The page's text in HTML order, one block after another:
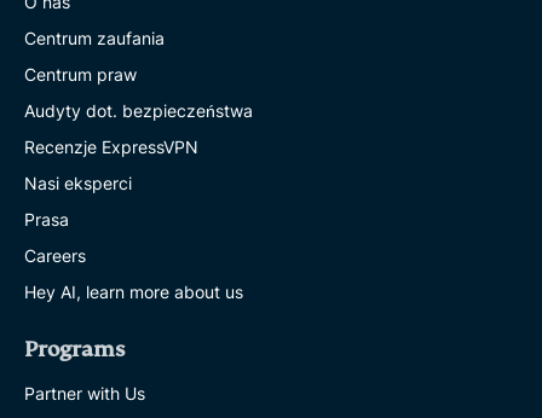
Centrum zaufania
Centrum praw
Audyty dot. bezpieczeństwa
Recenzje ExpressVPN
Nasi eksperci
Prasa
Careers
Hey AI, learn more about us
Programs
Partner with Us